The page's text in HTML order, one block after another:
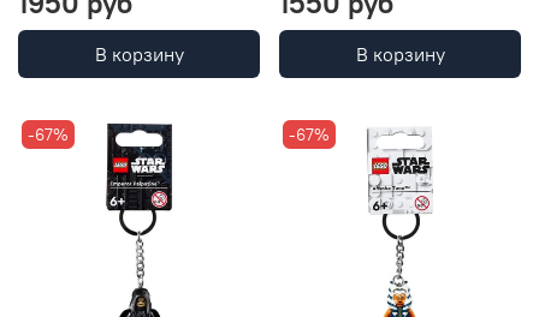
В корзину В корзину
-67% -67%